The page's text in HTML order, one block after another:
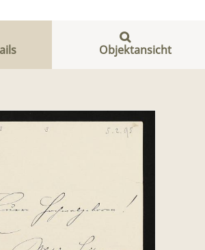
Objektansicht